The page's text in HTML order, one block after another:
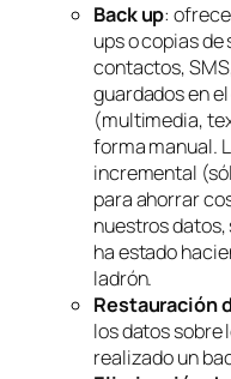
Back up:
ups o copias
contactos,
guardados en
(multimedia,
forma manual.
incremental
para ahorrar
nuestros
ha estado
ladrón.
Restauración
los datos sobre
realizado un